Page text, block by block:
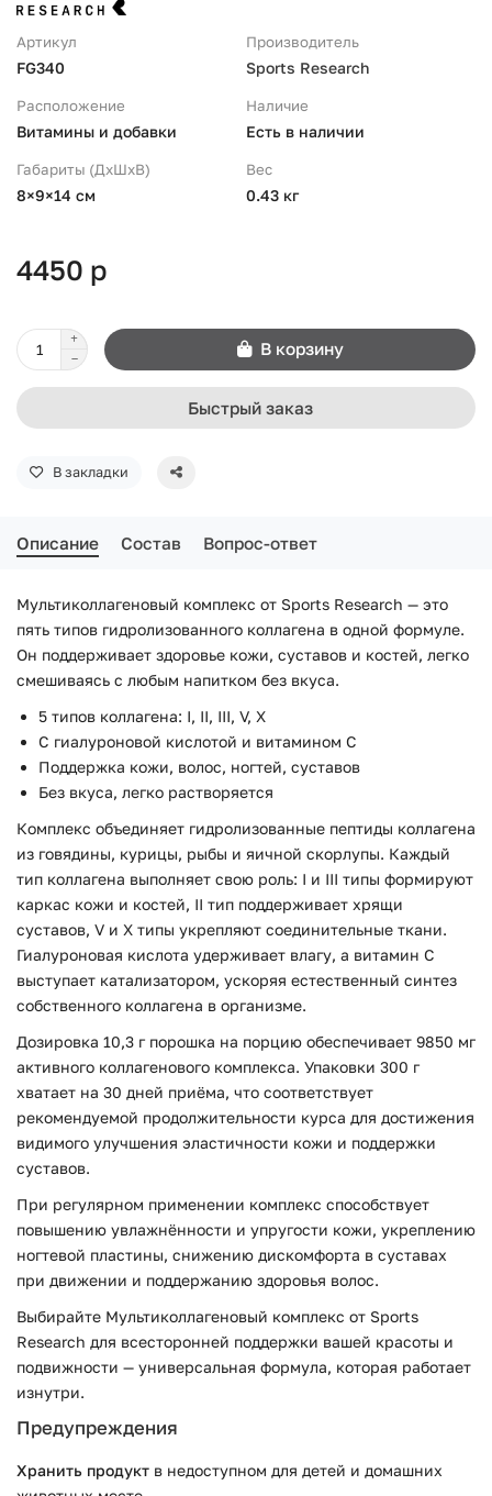
Артикул
FG340
Производитель
Sports Research
Расположение
Витамины и добавки
Наличие
Есть в наличии
Габариты (ДхШхВ)
8×9×14 см
Вес
0.43 кг
4450 р
В корзину
Быстрый заказ
В закладки
Описание Состав Вопрос-ответ
Мультиколлагеновый комплекс от Sports Research — это
пять типов гидролизованного коллагена в одной формуле.
Он поддерживает здоровье кожи, суставов и костей, легко
смешиваясь с любым напитком без вкуса.
5 типов коллагена: I, II, III, V, X
С гиалуроновой кислотой и витамином C
Поддержка кожи, волос, ногтей, суставов
Без вкуса, легко растворяется
Комплекс объединяет гидролизованные пептиды коллагена
из говядины, курицы, рыбы и яичной скорлупы. Каждый
тип коллагена выполняет свою роль: I и III типы формируют
каркас кожи и костей, II тип поддерживает хрящи
суставов, V и X типы укрепляют соединительные ткани.
Гиалуроновая кислота удерживает влагу, а витамин C
выступает катализатором, ускоряя естественный синтез
собственного коллагена в организме.
Дозировка 10,3 г порошка на порцию обеспечивает 9850 мг
активного коллагенового комплекса. Упаковки 300 г
хватает на 30 дней приёма, что соответствует
рекомендуемой продолжительности курса для достижения
видимого улучшения эластичности кожи и поддержки
суставов.
При регулярном применении комплекс способствует
повышению увлажнённости и упругости кожи, укреплению
ногтевой пластины, снижению дискомфорта в суставах
при движении и поддержанию здоровья волос.
Выбирайте Мультиколлагеновый комплекс от Sports
Research для всесторонней поддержки вашей красоты и
подвижности — универсальная формула, которая работает
изнутри.
Предупреждения
Хранить продукт в недоступном для детей и домашних